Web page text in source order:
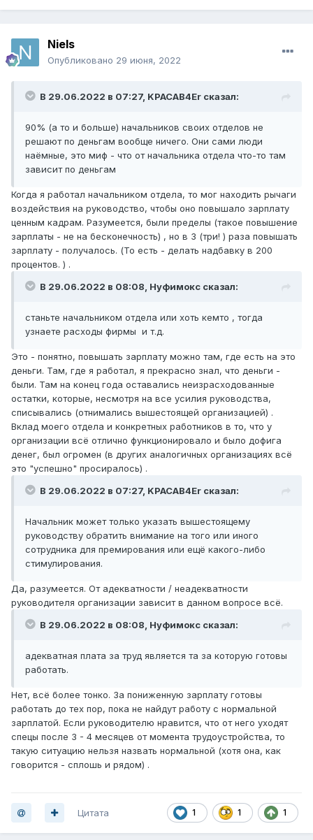
Niels
Опубликовано 29 июня, 2022
В 29.06.2022 в 07:27, KPACAB4Er сказал:
90% (а то и больше) начальников своих отделов не
решают по деньгам вообще ничего. Они сами люди
наёмные, это миф - что от начальника отдела что-то там
зависит по деньгам
Когда я работал начальником отдела, то мог находить рычаги
воздействия на руководство, чтобы оно повышало зарплату
ценным кадрам. Разумеется, были пределы (такое повышение
зарплаты - не на бесконечность) , но в 3 (три! ) раза повышать
зарплату - получалось. (То есть - делать надбавку в 200
процентов. ) .
В 29.06.2022 в 08:08, Нуфимокс сказал:
станьте начальником отдела или хоть кемто , тогда
узнаете расходы фирмы и т.д.
Это - понятно, повышать зарплату можно там, где есть на это
деньги. Там, где я работал, я прекрасно знал, что деньги -
были. Там на конец года оставались неизрасходованные
остатки, которые, несмотря на все усилия руководства,
списывались (отнимались вышестоящей организацией) .
Вклад моего отдела и конкретных работников в то, что у
организации всё отлично функционировало и было дофига
денег, был огромен (в других аналогичных организациях всё
это "успешно" просиралось) .
В 29.06.2022 в 07:27, KPACAB4Er сказал:
Начальник может только указать вышестоящему
руководству обратить внимание на того или иного
сотрудника для премирования или ещё какого-либо
стимулирования.
Да, разумеется. От адекватности / неадекватности
руководителя организации зависит в данном вопросе всё.
В 29.06.2022 в 08:08, Нуфимокс сказал:
адекватная плата за труд является та за которую готовы
работать.
Нет, всё более тонко. За пониженную зарплату готовы
работать до тех пор, пока не найдут работу с нормальной
зарплатой. Если руководителю нравится, что от него уходят
спецы после 3 - 4 месяцев от момента трудоустройства, то
такую ситуацию нельзя назвать нормальной (хотя она, как
говорится - сплошь и рядом) .
1 1 1
Цитата